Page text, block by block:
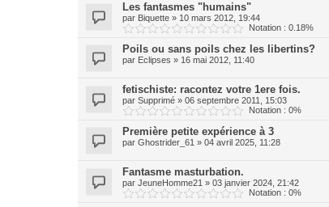
Les fantasmes "humains"
par Biquette » 10 mars 2012, 19:44
Notation : 0.18%
Poils ou sans poils chez les libertins?
par Eclipses » 16 mai 2012, 11:40
fetischiste: racontez votre 1ere fois.
par Supprimé » 06 septembre 2011, 15:03
Notation : 0%
Première petite expérience à 3
par Ghostrider_61 » 04 avril 2025, 11:28
Fantasme masturbation.
par JeuneHomme21 » 03 janvier 2024, 21:42
Notation : 0%